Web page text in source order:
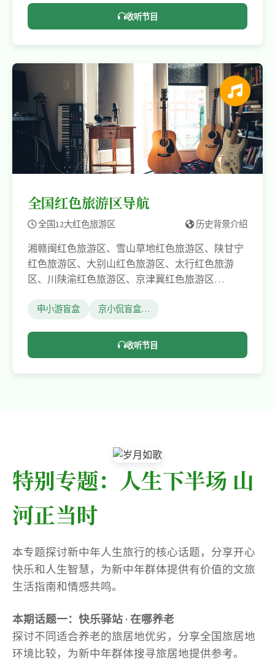
软件园团委和众多爱心企业、志愿服务机构、广大
志愿者等共同参与创办的大型社会公益爱心活
动。。
收听节目
全国红色旅游区导航
全国12大红色旅游区 历史背景介绍
湘赣闽红色旅游区、雪山草地红色旅游区、陕甘宁
红色旅游区、大别山红色旅游区、太行红色旅游
区、川陕渝红色旅游区、京津冀红色旅游区…
申小游盲盒 京小侃盲盒…
收听节目
特别专题：人生下半场 山
河正当时
本专题探讨新中年人生旅行的核心话题，分享开心
快乐和人生智慧，为新中年群体提供有价值的文旅
生活指南和情感共鸣。
本期话题一：快乐驿站 · 在哪养老
探讨不同适合养老的旅居地优劣，分享全国旅居地
环境比较，为新中年群体搜寻旅居地提供参考。